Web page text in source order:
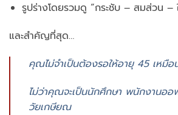
รูปร่างโดยรวมดู “กระชับ – สมส่วน –
และสำคัญที่สุด…
คุณไม่จำเป็นต้องรอให้อายุ 45 เหมือ
ไม่ว่าคุณจะเป็นนักศึกษา พนักงาน
วัยเกษียณ